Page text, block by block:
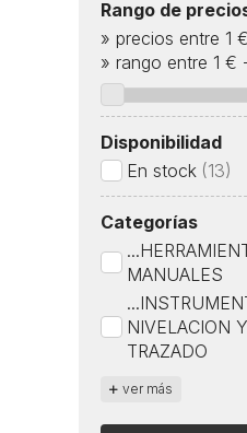
Rango de
» precios entre 1 €
» rango entre 1 €
Disponibilidad
En stock (13)
Categorías
MANUALES
NIVELACION Y
TRAZADO
ver más